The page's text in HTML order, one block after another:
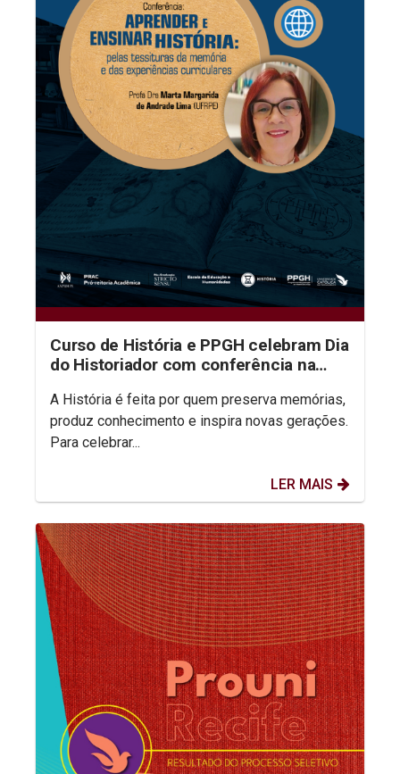
Curso de História e PPGH celebram Dia
do Historiador com conferência na
A História é feita por quem preserva memórias,
produz conhecimento e inspira novas gerações.
Para celebrar...
LER MAIS